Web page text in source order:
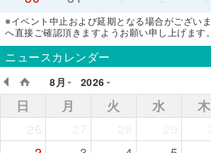
※イベント中止および延期となる場合がござい
へ直接ご確認頂きますようお願い申し上げます。
ニュースカレンダー
8月
2026
日 月 火 水 木
26